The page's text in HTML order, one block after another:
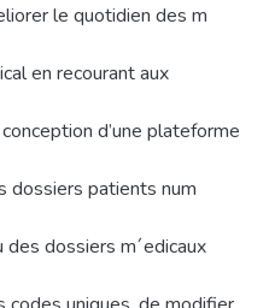
le quotidien des m
en recourant aux
d’une plateforme
dossiers patients num
des dossiers m´edicaux